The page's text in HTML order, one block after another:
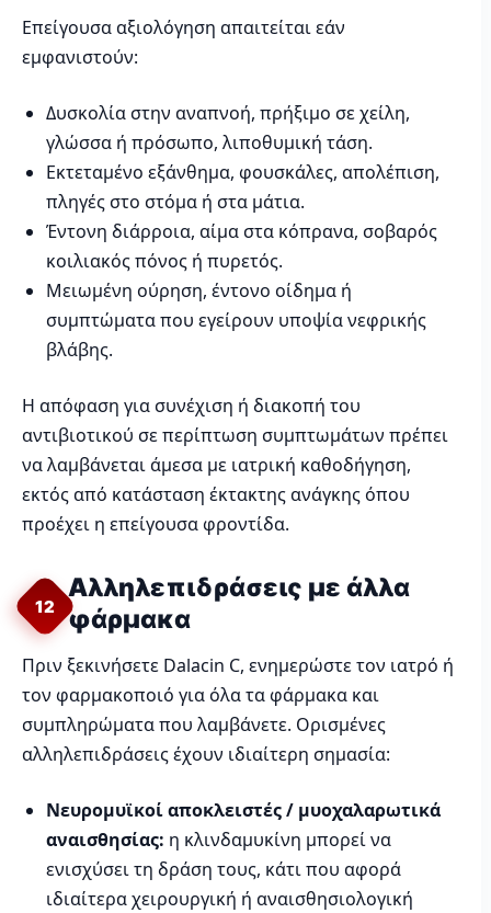
Επείγουσα αξιολόγηση απαιτείται εάν
εμφανιστούν:
Δυσκολία στην αναπνοή, πρήξιμο σε χείλη,
γλώσσα ή πρόσωπο, λιποθυμική τάση.
Εκτεταμένο εξάνθημα, φουσκάλες, απολέπιση,
πληγές στο στόμα ή στα μάτια.
Έντονη διάρροια, αίμα στα κόπρανα, σοβαρός
κοιλιακός πόνος ή πυρετός.
Μειωμένη ούρηση, έντονο οίδημα ή
συμπτώματα που εγείρουν υποψία νεφρικής
βλάβης.
Η απόφαση για συνέχιση ή διακοπή του
αντιβιοτικού σε περίπτωση συμπτωμάτων πρέπει
να λαμβάνεται άμεσα με ιατρική καθοδήγηση,
εκτός από κατάσταση έκτακτης ανάγκης όπου
προέχει η επείγουσα φροντίδα.
12
Αλληλεπιδράσεις με άλλα
φάρμακα
Πριν ξεκινήσετε Dalacin C, ενημερώστε τον ιατρό ή
τον φαρμακοποιό για όλα τα φάρμακα και
συμπληρώματα που λαμβάνετε. Ορισμένες
αλληλεπιδράσεις έχουν ιδιαίτερη σημασία:
Νευρομυϊκοί αποκλειστές / μυοχαλαρωτικά
αναισθησίας: η κλινδαμυκίνη μπορεί να
ενισχύσει τη δράση τους, κάτι που αφορά
ιδιαίτερα χειρουργική ή αναισθησιολογική